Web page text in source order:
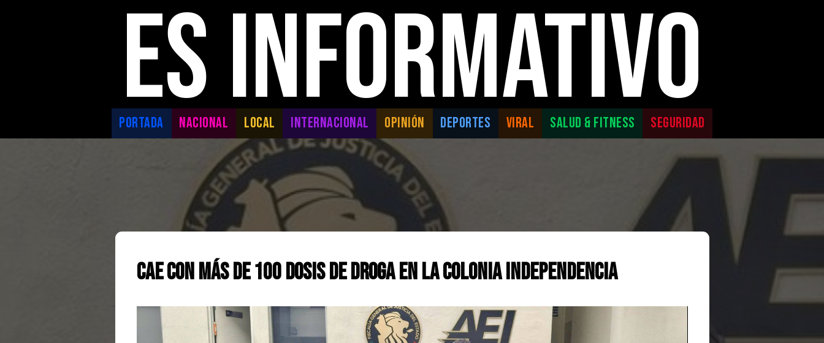
ES INFORMATIVO
PORTADA NACIONAL LOCAL INTERNACIONAL OPINIÓN DEPORTES VIRAL SALUD & FITNESS SEGURIDAD
Cae con más de 100 dosis de droga en la colonia Independencia